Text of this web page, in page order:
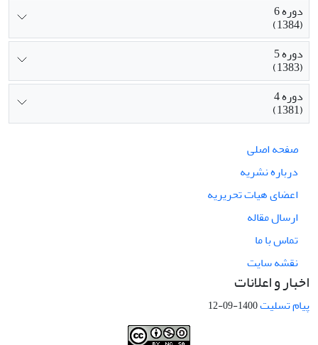
دوره 6
(1384)
دوره 5
(1383)
دوره 4
(1381)
صفحه اصلی
درباره نشریه
اعضای هیات تحریریه
ارسال مقاله
تماس با ما
نقشه سایت
اخبار و اعلانات
پیام تسلیت1400-09-12